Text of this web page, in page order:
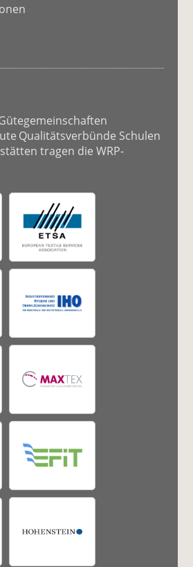
Qualitätsverbünde Schulen
tragen die WRP-